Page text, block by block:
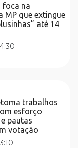
foca na
MP que extingue
até 14
trabalhos
esforço
pautas
votação